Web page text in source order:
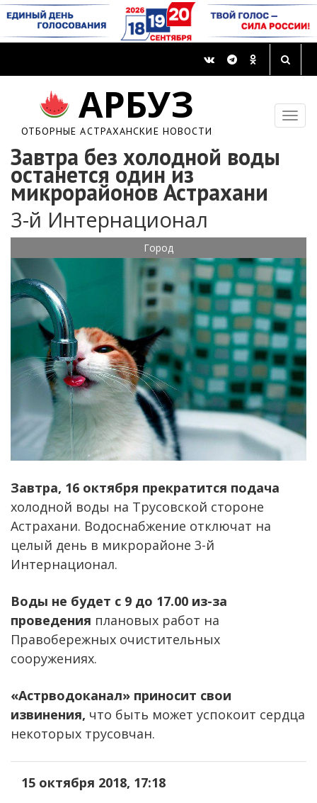
АРБУЗ
ОТБОРНЫЕ АСТРАХАНСКИЕ НОВОСТИ
Завтра без холодной воды
останется один из
микрорайонов Астрахани
3-й Интернационал
Город
Завтра, 16 октября прекратится подача
холодной воды на Трусовской стороне
Астрахани. Водоснабжение отключат на
целый день в микрорайоне 3-й
Интернационал.
Воды не будет с 9 до 17.00 из-за
проведения плановых работ на
Правобережных очистительных
сооружениях.
«Астрводоканал» приносит свои
извинения, что быть может успокоит сердца
некоторых трусовчан.
15 октября 2018, 17:18